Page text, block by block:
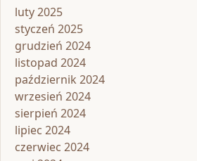
luty 2025
styczeń 2025
grudzień 2024
listopad 2024
październik 2024
wrzesień 2024
sierpień 2024
lipiec 2024
czerwiec 2024